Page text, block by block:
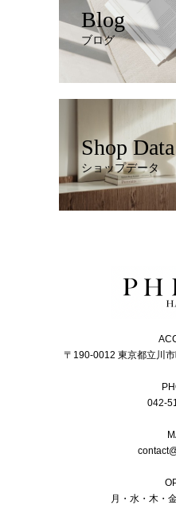
Blog
ブログ
Shop Data
ショップデータ
〒190-0012 東京都立川
042-
月・水・木・